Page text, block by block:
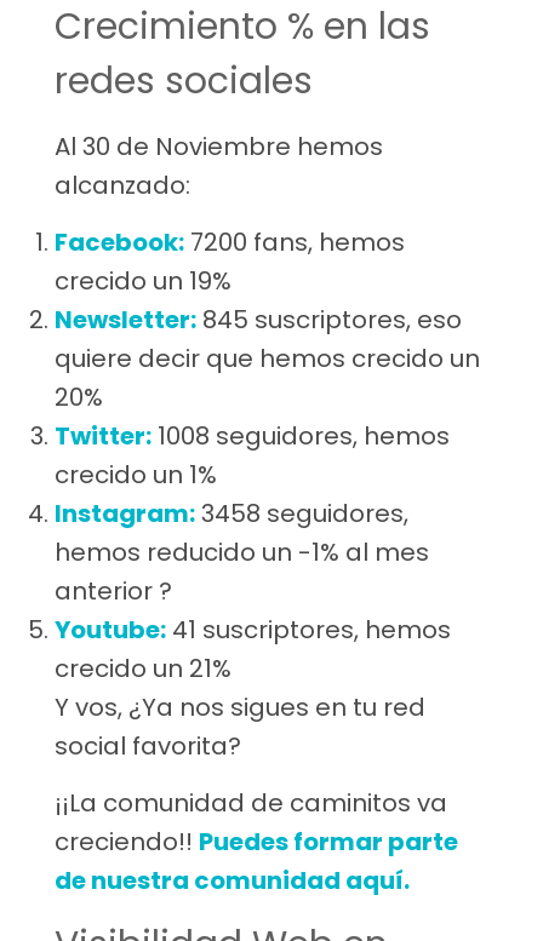
Crecimiento % en las
redes sociales
Al 30 de Noviembre hemos
alcanzado:
Facebook: 7200 fans, hemos
crecido un 19%
Newsletter: 845 suscriptores, eso
quiere decir que hemos crecido un
20%
Twitter: 1008 seguidores, hemos
crecido un 1%
Instagram:3458 seguidores,
hemos reducido un -1% al mes
anterior ?
Youtube: 41 suscriptores, hemos
crecido un 21%
Y vos, ¿Ya nos sigues en tu red
social favorita?
¡¡La comunidad de caminitos va
creciendo!! Puedes formar parte
de nuestra comunidad aquí.